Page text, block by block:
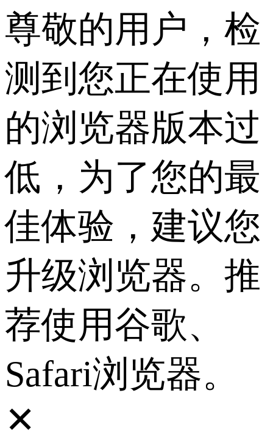
尊敬的用户，检
测到您正在使用
的浏览器版本过
低，为了您的最
佳体验，建议您
升级浏览器。推
荐使用谷歌、
Safari浏览器。
✕